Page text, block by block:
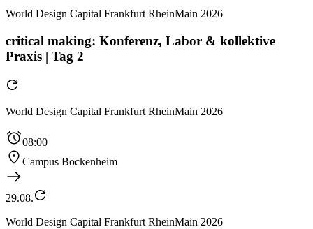
World Design Capital Frankfurt RheinMain 2026
critical making: Konferenz, Labor & kollektive
Praxis | Tag 2
World Design Capital Frankfurt RheinMain 2026
08:00
Campus Bockenheim
29.08.
World Design Capital Frankfurt RheinMain 2026